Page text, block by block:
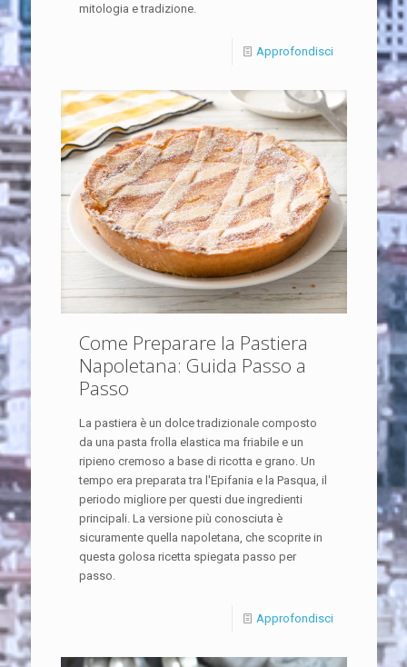
mitologia e tradizione.
Approfondisci
Come Preparare la Pastiera
Napoletana: Guida Passo a
Passo
La pastiera è un dolce tradizionale composto
da una pasta frolla elastica ma friabile e un
ripieno cremoso a base di ricotta e grano. Un
tempo era preparata tra l'Epifania e la Pasqua, il
periodo migliore per questi due ingredienti
principali. La versione più conosciuta è
sicuramente quella napoletana, che scoprite in
questa golosa ricetta spiegata passo per
passo.
Approfondisci